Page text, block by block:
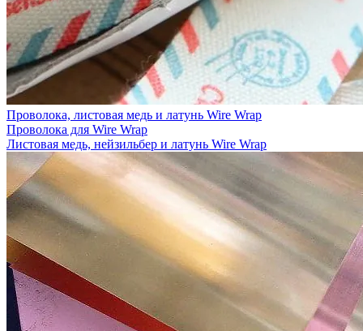
Проволока, листовая медь и латунь Wire Wrap
Проволока для Wire Wrap
Листовая медь, нейзильбер и латунь Wire Wrap